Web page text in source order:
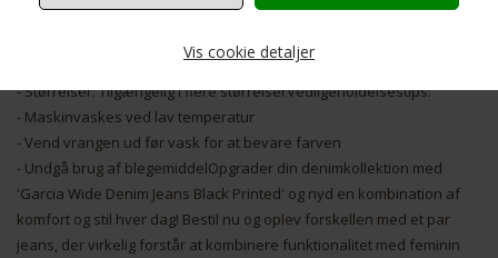
Vis cookie detaljer
Nødvendige Markedsføring
- Farve: Sort med diskret print
- Materiale: Premium denim
- Størrelser: Tilgængelig i flere størrelserVedligeholdelsestips:
- Maskinvaskes ved lav temperatur
- Vend vrangen ud før vask for at bevare farven
- Undgå brug af blegemiddelOpgrader din denimkollektion med
'Garcia Wide Denim Jeans Black Printed' og nyd en kombination af
komfort og stil hver dag! Bestil nu og oplev forskellen med et par
jeans, der virkelig forstår at kombinere funktionalitet med feminin